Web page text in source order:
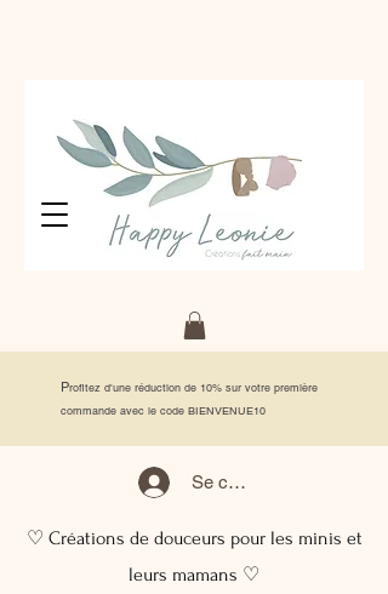
Profitez d'une réduction de 10% sur votre première
commande avec le code BIENVENUE10
Se connecter
♡ Créations de douceurs pour les minis et
leurs mamans ♡